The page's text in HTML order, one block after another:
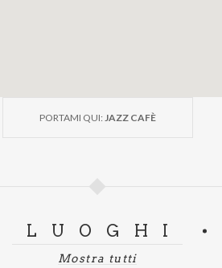
PORTAMI QUI: JAZZ CAFÈ
LUOGHI
Mostra tutti